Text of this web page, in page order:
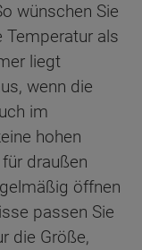
wünschen Sie
Temperatur als
liegt
wenn die
im
hohen
draußen
öffnen
passen Sie
die Größe,